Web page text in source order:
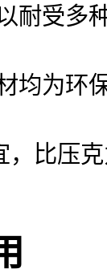
耐受多
均为环
，比压